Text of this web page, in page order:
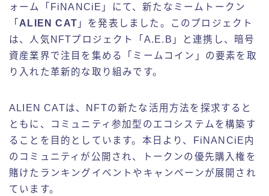
ォーム「FiNANCiE」にて、新たなミームトークン
「 ALIEN CAT 」を発表しました。このプロジェクト
は、人気NFTプロジェクト「A.E.B」と連携し、暗号
資産業界で注目を集める「ミームコイン」の要素を取
り入れた革新的な取り組みです。
ALIEN CATは、NFTの新たな活用方法を探求すると
ともに、コミュニティ参加型のエコシステムを構築す
ることを目的としています。本日より、FiNANCiE内
のコミュニティが公開され、トークンの優先購入権を
賭けたランキングイベントやキャンペーンが展開され
ています。